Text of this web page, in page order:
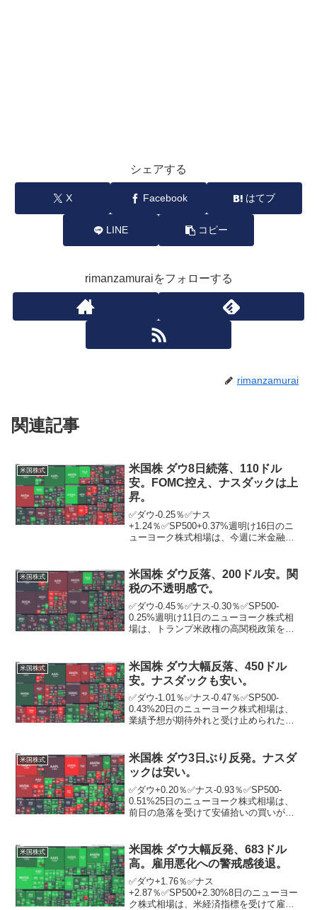
シェアする
X Facebook はてブ
LINE コピー
rimanzamuraiをフォローする
rimanzamurai
関連記事
米国株式
米国株 ダウ8日続落、110ドル
安。FOMC控え、ナスダックは上
昇。
✅ダウ-0.25％✅ナス
+1.24％✅SP500+0.37%週明け16日のニ
ューヨーク株式相場は、今週に米金融政
日終値比110．58ドル安の4万3717．48ド
ルで...
米国株式
米国株 ダウ反落、200ドル安。関
税の不透明感で。
✅ダウ-0.45％✅ナス-0.30％✅SP500-
0.25%週明け11日のニューヨーク株式相
場は、トランプ米政権の高関税政策を巡
増の10億5015万株。米中が互いに...
米国株式
米国株 ダウ大幅反落、450ドル
安。ナスダックも安い。
✅ダウ-1.01％✅ナス-0.47％✅SP500-
0.43%20日のニューヨーク株式相場は、
業績予想が期待外れと受け止められた米
6．5％下げた。20日発表した2024...
米国株式
米国株 ダウ3日ぶり反発。ナスダ
ックは安い。
✅ダウ+0.20％✅ナス-0.93％✅SP500-
0.51%25日のニューヨーク株式相場は、
前日の急落を受けて安値拾いの買いが優
増の11億0464万株。この日は...
米国株式
米国株 ダウ大幅反発、683ドル
高。雇用悪化への警戒感後退。
✅ダウ+1.76％✅ナス
+2.87％✅SP500+2.30%8日のニューヨー
ク株式相場は、米経済指標を受けて雇用